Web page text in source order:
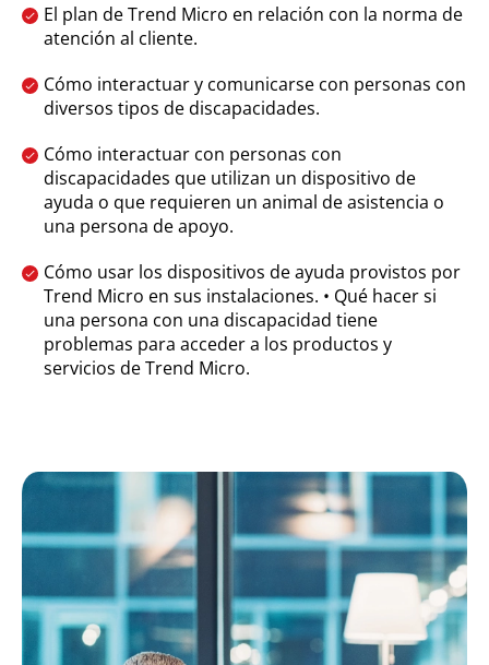
El plan de Trend Micro en relación con la norma de
atención al cliente.
Cómo interactuar y comunicarse con personas con
diversos tipos de discapacidades.
Cómo interactuar con personas con
discapacidades que utilizan un dispositivo de
ayuda o que requieren un animal de asistencia o
una persona de apoyo.
Cómo usar los dispositivos de ayuda provistos por
Trend Micro en sus instalaciones. • Qué hacer si
una persona con una discapacidad tiene
problemas para acceder a los productos y
servicios de Trend Micro.